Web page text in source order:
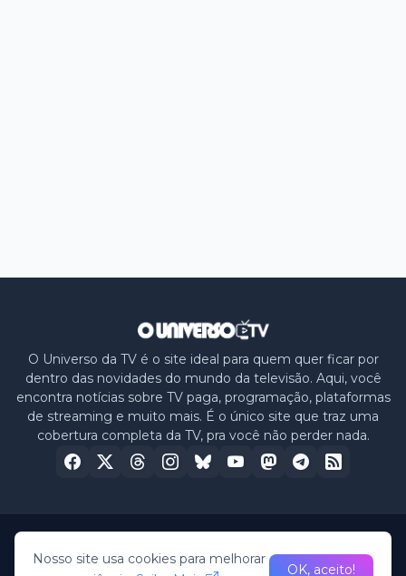
O Universo da TV é o site ideal para quem quer ficar por
dentro das novidades do mundo da televisão. Aqui, você
encontra notícias sobre TV paga, programação, plataformas
de streaming e muito mais. É o único site que traz uma
cobertura completa da TV, pra você não perder nada.
HomeSobre nósPolítica de PrivacidadeContato
Nosso site usa cookies para melhorar
OK, aceito!